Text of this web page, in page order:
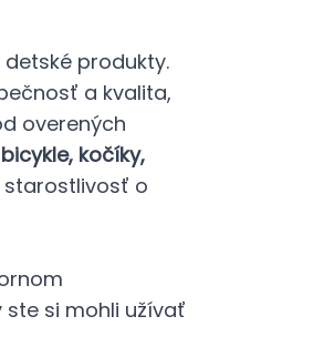
produkty.
a kvalita,
overených
kočíky,
o
si mohli užívať